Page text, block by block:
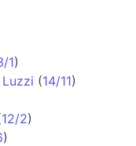
1)
(14/11)
12/2)
)